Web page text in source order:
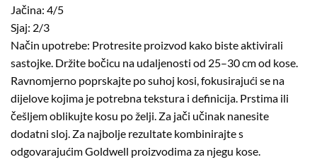
Jačina: 4/5
Sjaj: 2/3
Način upotrebe: Protresite proizvod kako biste aktivirali
sastojke. Držite bočicu na udaljenosti od 25–30 cm od kose.
Ravnomjerno poprskajte po suhoj kosi, fokusirajući se na
dijelove kojima je potrebna tekstura i definicija. Prstima ili
češljem oblikujte kosu po želji. Za jači učinak nanesite
dodatni sloj. Za najbolje rezultate kombinirajte s
odgovarajućim Goldwell proizvodima za njegu kose.